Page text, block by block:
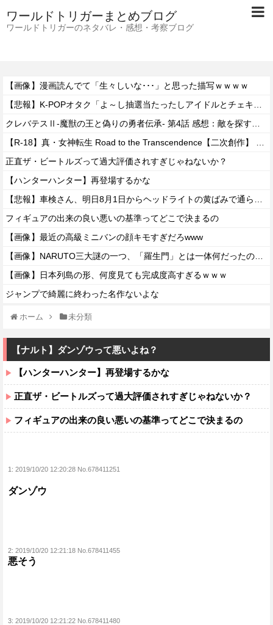
ワールドトリガーまとめブログ
ワールドトリガーのネタバレ・感想・考察ブログ
【画像】漫画読んでて「生々しいな･･･」と思った描写ｗｗｗｗ
正直ザ・ビートルズって過大評価されすぎじゃねないか？
【ハンターハンター】再登場するかな
フィギュアの出来の良い悪いの基準ってどこで決まるの
【画像】最近の高級ミニバンの顔キモすぎだろwww
【画像】日本列島の形、何度見ても完成度高すぎるｗｗｗ
ジャンプで綺麗に終わった名作ないよな
ホーム 未分類
【ナルト】ダンゾウって悪いよね？
【ハンターハンター】再登場するかな
正直ザ・ビートルズって過大評価されすぎじゃねないか？
フィギュアの出来の良い悪いの基準ってどこで決まるの
1: 2019/10/20 12:20:28 No.678411251
ダンゾウ
2: 2019/10/20 12:21:18 No.678411455
悪そう
3: 2019/10/20 12:21:22 No.678411480